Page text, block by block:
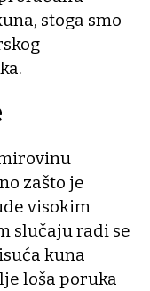
stoga smo
zašto je
visokim
slučaju radi se
kuna
loša poruka